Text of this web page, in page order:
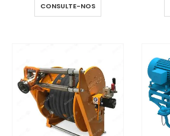
CONSULTE-NOS